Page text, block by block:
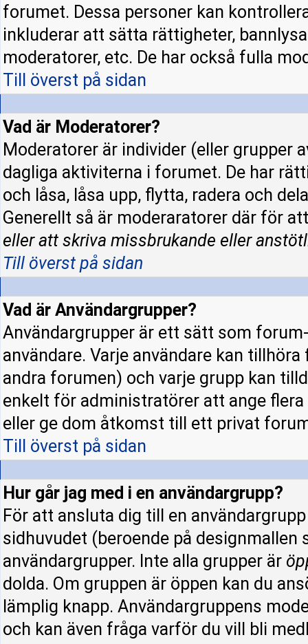
forumet. Dessa personer kan
inkluderar att sätta rättigheter,
moderatorer, etc. De har också fulla
Till överst på sidan
Vad är Moderatorer?
Moderatorer är individer (eller grupper
dagliga aktiviterna i forumet. De har
och låsa, låsa upp, flytta, radera och
Generellt så är moderaratorer där för
eller att skriva missbrukande eller
Till överst på sidan
Vad är Användargrupper?
Användargrupper är ett sätt som
användare. Varje användare kan
andra forumen) och varje grupp kan
enkelt för administratörer att ange
eller ge dom åtkomst till ett privat
Till överst på sidan
Hur går jag med i en användargrupp?
För att ansluta dig till en
sidhuvudet (beroende på designmallen
användargrupper. Inte alla grupper är
dolda. Om gruppen är öppen kan du
lämplig knapp. Användargruppens
och kan även fråga varför du vill bli